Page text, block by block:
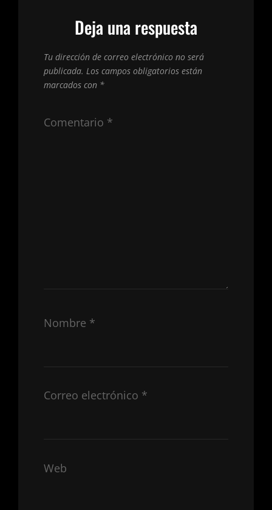
Deja una respuesta
Tu dirección de correo electrónico no será
publicada. Los campos obligatorios están
marcados con *
Comentario *
Nombre *
Correo electrónico *
Web